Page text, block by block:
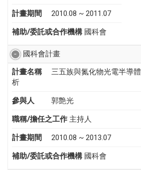
計畫期間 2010.08 ~ 2011.07
補助/委託或合作機構 國科會
國科會計畫
計畫名稱
三五族與氮化物光電半導
析
參與人 郭艶光
職稱/擔任之工作 主持人
計畫期間 2010.08 ~ 2013.07
補助/委託或合作機構 國科會